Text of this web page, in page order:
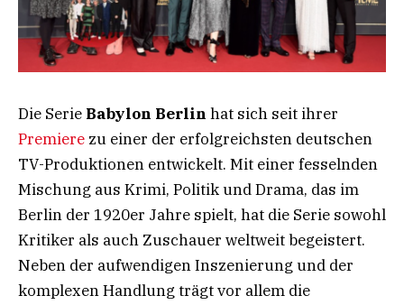
Die Serie Babylon Berlin hat sich seit ihrer
Premiere zu einer der erfolgreichsten deutschen
TV-Produktionen entwickelt. Mit einer fesselnden
Mischung aus Krimi, Politik und Drama, das im
Berlin der 1920er Jahre spielt, hat die Serie sowohl
Kritiker als auch Zuschauer weltweit begeistert.
Neben der aufwendigen Inszenierung und der
komplexen Handlung trägt vor allem die